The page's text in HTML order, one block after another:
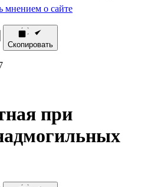
мнением о сайте
Скопировать
при